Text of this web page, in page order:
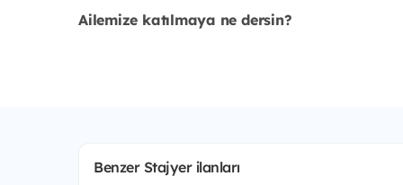
Ailemize katılmaya ne dersin?
Benzer Stajyer ilanları